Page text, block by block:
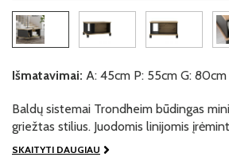
Išmatavimai: A: 45cm P: 55cm G: 80cm
Baldų sistemai Trondheim būdingas
griežtas stilius. Juodomis linijomis
SKAITYTI DAUGIAU